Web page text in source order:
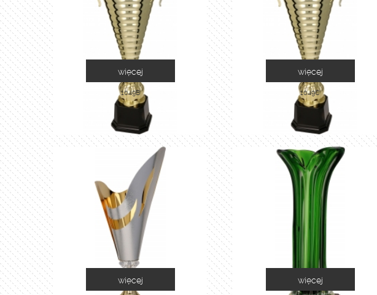
1049B
więcej
1049C
więcej
więcej więcej